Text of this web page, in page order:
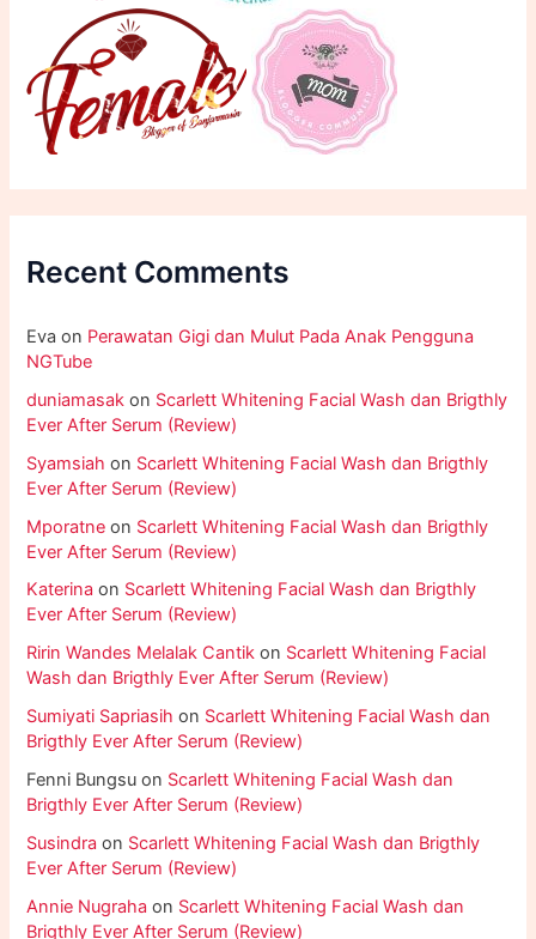
Recent Comments
Eva on Perawatan Gigi dan Mulut Pada Anak Pengguna
NGTube
duniamasak on Scarlett Whitening Facial Wash dan Brigthly
Ever After Serum (Review)
Syamsiah on Scarlett Whitening Facial Wash dan Brigthly
Ever After Serum (Review)
Mporatne on Scarlett Whitening Facial Wash dan Brigthly
Ever After Serum (Review)
Katerina on Scarlett Whitening Facial Wash dan Brigthly
Ever After Serum (Review)
Ririn Wandes Melalak Cantik on Scarlett Whitening Facial
Wash dan Brigthly Ever After Serum (Review)
Sumiyati Sapriasih on Scarlett Whitening Facial Wash dan
Brigthly Ever After Serum (Review)
Fenni Bungsu on Scarlett Whitening Facial Wash dan
Brigthly Ever After Serum (Review)
Susindra on Scarlett Whitening Facial Wash dan Brigthly
Ever After Serum (Review)
Annie Nugraha on Scarlett Whitening Facial Wash dan
Brigthly Ever After Serum (Review)